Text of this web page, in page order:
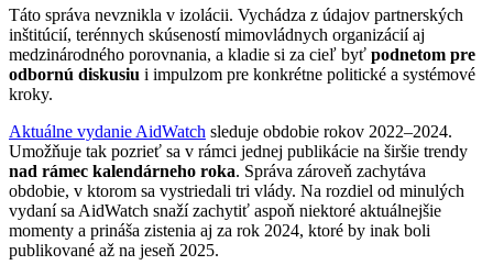
Táto správa nevznikla v izolácii. Vychádza z údajov partnerských
inštitúcií, terénnych skúseností mimovládnych organizácií aj
medzinárodného porovnania, a kladie si za cieľ byť podnetom pre
odbornú diskusiu i impulzom pre konkrétne politické a systémové
kroky.
Aktuálne vydanie AidWatch sleduje obdobie rokov 2022–2024.
Umožňuje tak pozrieť sa v rámci jednej publikácie na širšie trendy
nad rámec kalendárneho roka. Správa zároveň zachytáva
obdobie, v ktorom sa vystriedali tri vlády. Na rozdiel od minulých
vydaní sa AidWatch snaží zachytiť aspoň niektoré aktuálnejšie
momenty a prináša zistenia aj za rok 2024, ktoré by inak boli
publikované až na jeseň 2025.